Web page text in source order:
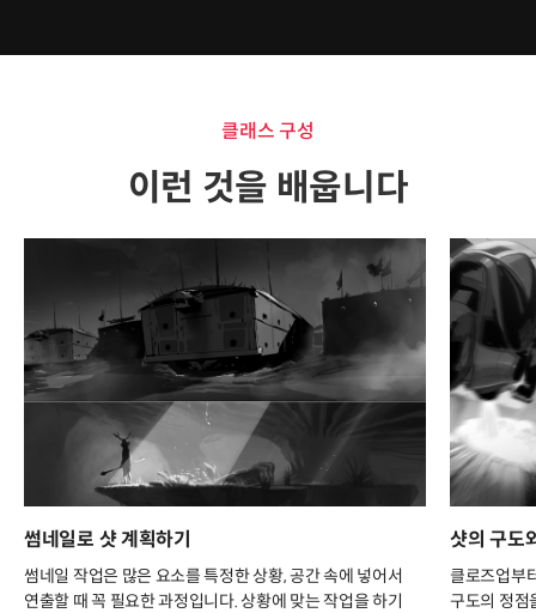
클래스 구성
이런 것을 배웁니다
썸네일로 샷 계획하기
썸네일 작업은 많은 요소를 특정한 상황, 공간 속에 넣어서
연출할 때 꼭 필요한 과정입니다. 상황에 맞는 작업을 하기
샷의 구도
클로즈업부
구도의 정점